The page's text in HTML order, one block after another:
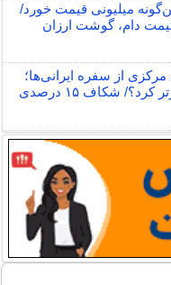
این‌گونه میلیونی قیمت خورد/
درصدی قیمت دام، گوشت ارزان
از سفره ایرانی‌ها؛
تورم چگونه فقرا را فقیرتر کرد؟/ شکاف ۱۵ درصدی